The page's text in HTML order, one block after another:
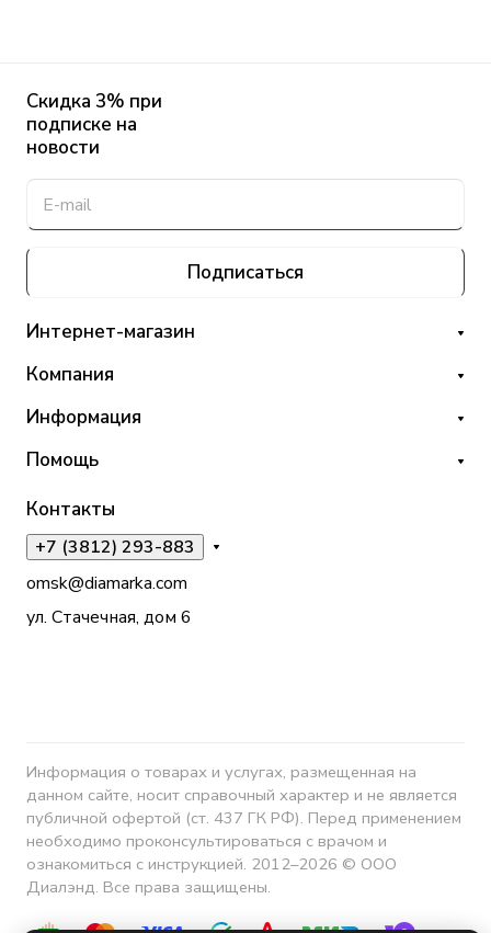
Скидка 3% при
подписке на
новости
Подписаться
Интернет-магазин
Компания
Информация
Помощь
Контакты
+7 (3812) 293-883
omsk@diamarka.com
ул. Стачечная, дом 6
Информация о товарах и услугах, размещенная на
данном сайте, носит справочный характер и не является
публичной офертой (ст. 437 ГК РФ). Перед применением
необходимо проконсультироваться с врачом и
ознакомиться с инструкцией. 2012–2026 © ООО
Диалэнд. Все права защищены.